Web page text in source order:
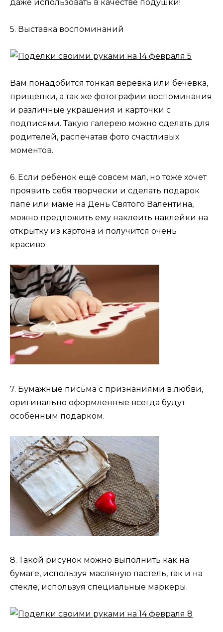
даже использовать в качестве подушки!
5. Выставка воспоминаний
Вам понадобится тонкая веревка или бечевка,
прищепки, а так же фотографии воспоминания
и различные украшения и карточки с
подписями. Такую галерею можно сделать для
родителей, распечатав фото счастливых
моментов.
6. Если ребенок ещё совсем мал, но тоже хочет
проявить себя творчески и сделать подарок
папе или маме на День Святого Валентина,
можно предложить ему наклеить наклейки на
открытку из картона и получится очень
красиво.
7. Бумажные письма с признаниями в любви,
оригинально оформленные всегда будут
особенным подарком.
8. Такой рисунок можно выполнить как на
бумаге, используя масляную пастель, так и на
стекле, используя специальные маркеры.